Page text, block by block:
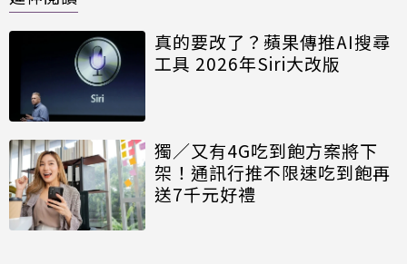
真的要改了？蘋果傳推AI搜尋
工具 2026年Siri大改版
獨／又有4G吃到飽方案將下
架！通訊行推不限速吃到飽再
送7千元好禮